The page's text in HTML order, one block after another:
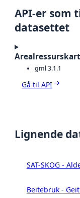
API-er som
datasettet
Arealressurskart
gml 3.1.1
Gå til API
Lignende
SAT-SKOG -
Beitebruk -